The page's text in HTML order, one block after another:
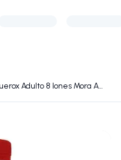
Suerox Adulto 8 Iones Mora Azul-Hierba 630 ml